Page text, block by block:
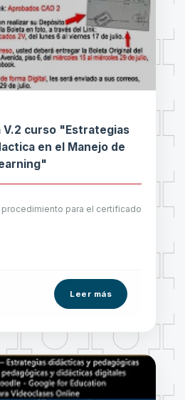
V.2 curso "Estrategias
en el Manejo de
para el certificado
Leer más